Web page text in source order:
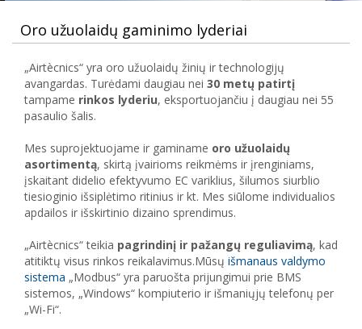
Oro užuolaidų gaminimo lyderiai
„Airtècnics“ yra oro užuolaidų žinių ir technologijų
avangardas. Turėdami daugiau nei 30 metų patirtį
tampame rinkos lyderiu, eksportuojančiu į daugiau nei 55
pasaulio šalis.
Mes suprojektuojame ir gaminame oro užuolaidų
asortimentą, skirtą įvairioms reikmėms ir įrenginiams,
įskaitant didelio efektyvumo EC variklius, šilumos siurblio
tiesioginio išsiplėtimo ritinius ir kt. Mes siūlome individualios
apdailos ir išskirtinio dizaino sprendimus.
„Airtècnics“ teikia pagrindinį ir pažangų reguliavimą, kad
atitiktų visus rinkos reikalavimus.Mūsų išmanaus valdymo
sistema „Modbus“ yra paruošta prijungimui prie BMS
sistemos, „Windows“ kompiuterio ir išmaniųjų telefonų per
„Wi-Fi“.